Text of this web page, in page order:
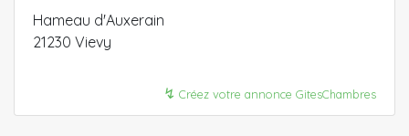
Hameau d'Auxerain
21230 Vievy
↯ Créez votre annonce GitesChambres